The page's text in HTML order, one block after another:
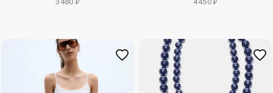
3480 ₽
4450 ₽